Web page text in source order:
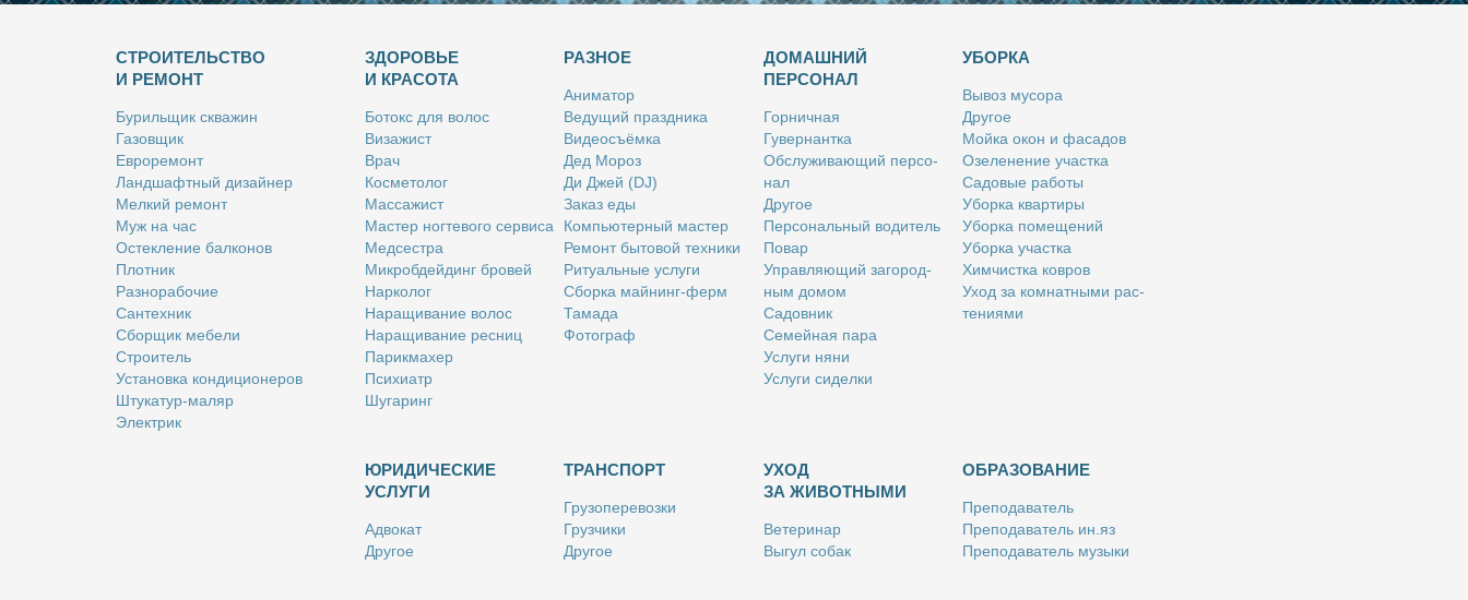
СТРОИТЕЛЬСТВО
И РЕМОНТ
Бу­риль­щик сква­жин
Га­зов­щик
Ев­ро­ре­монт
Ланд­шафт­ный ди­зай­нер
Мел­кий ре­монт
Муж на час
Остек­ле­ние бал­ко­нов
Плот­ник
Раз­но­ра­бо­чие
Сан­тех­ник
Сбор­щик ме­бе­ли
Стро­и­тель
Уста­нов­ка кон­ди­ци­о­не­ров
Шту­ка­тур-ма­ляр
Элек­трик
ЗДОРОВЬЕ
И КРАСОТА
Бо­токс для во­лос
Ви­за­жист
Врач
Кос­ме­то­лог
Мас­са­жист
Ма­стер ног­те­во­го сер­ви­са
Мед­сест­ра
Мик­роб­дей­динг бро­вей
Нар­ко­лог
На­ра­щи­ва­ние во­лос
На­ра­щи­ва­ние рес­ниц
Па­рик­махер
Пси­хи­атр
Шу­га­ринг
РАЗНОЕ
Ани­ма­тор
Ве­ду­щий празд­ни­ка
Ви­део­съём­ка
Дед Мо­роз
Ди Джей (DJ)
За­каз еды
Ком­пью­тер­ный ма­стер
Ре­монт бы­то­вой тех­ни­ки
Ри­ту­аль­ные услу­ги
Сбор­ка май­нинг-ферм
Та­ма­да
Фо­то­граф
ДОМАШНИЙ
ПЕРСОНАЛ
Гор­нич­ная
Гу­вер­нант­ка
Об­слу­жи­ва­ю­щий пер­со­
нал
Дру­гое
Пер­со­наль­ный во­ди­тель
По­вар
Управ­ля­ю­щий за­го­род­
ным до­мом
Са­дов­ник
Се­мей­ная па­ра
Услу­ги ня­ни
Услу­ги си­дел­ки
УБОРКА
Вы­воз му­со­ра
Дру­гое
Мой­ка окон и фа­са­дов
Озе­ле­не­ние участ­ка
Са­до­вые ра­бо­ты
Убор­ка квар­ти­ры
Убор­ка по­ме­ще­ний
Убор­ка участ­ка
Хим­чист­ка ков­ров
Уход за ком­нат­ны­ми рас­
те­ни­я­ми
ЮРИДИЧЕСКИЕ
УСЛУГИ
Адво­кат
Дру­гое
ТРАНСПОРТ
Гру­зо­пе­ре­воз­ки
Груз­чи­ки
Дру­гое
УХОД
ЗА ЖИВОТНЫМИ
Ве­те­ри­нар
Вы­гул со­бак
ОБРАЗОВАНИЕ
Пре­по­да­ва­тель
Пре­по­да­ва­тель ин.яз
Пре­по­да­ва­тель му­зы­ки